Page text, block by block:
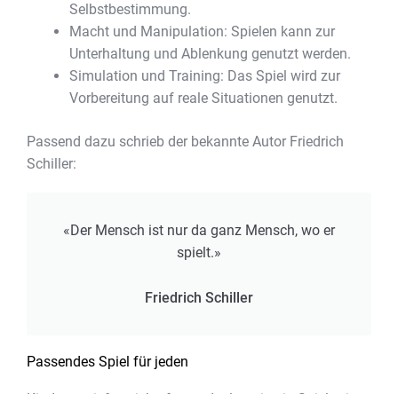
Selbstbestimmung.
Macht und Manipulation: Spielen kann zur
Unterhaltung und Ablenkung genutzt werden.
Simulation und Training: Das Spiel wird zur
Vorbereitung auf reale Situationen genutzt.
Passend dazu schrieb der bekannte Autor Friedrich
Schiller:
«Der Mensch ist nur da ganz Mensch, wo er
spielt.»
Friedrich Schiller
Passendes Spiel für jeden